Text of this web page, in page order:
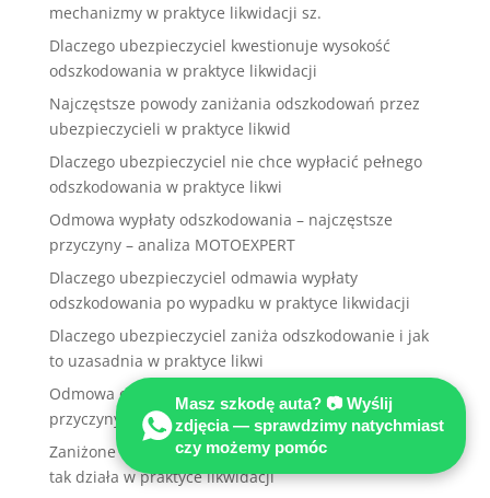
mechanizmy w praktyce likwidacji sz.
Dlaczego ubezpieczyciel kwestionuje wysokość
odszkodowania w praktyce likwidacji
Najczęstsze powody zaniżania odszkodowań przez
ubezpieczycieli w praktyce likwid
Dlaczego ubezpieczyciel nie chce wypłacić pełnego
odszkodowania w praktyce likwi
Odmowa wypłaty odszkodowania – najczęstsze
przyczyny – analiza MOTOEXPERT
Dlaczego ubezpieczyciel odmawia wypłaty
odszkodowania po wypadku w praktyce likwidacji
Dlaczego ubezpieczyciel zaniża odszkodowanie i jak
to uzasadnia w praktyce likwi
Odmowa odszkodowania przez ubezpieczyciela –
przyczyny w praktyce likwidacji szkód
Zaniżone odszkodowanie – dlaczego ubezpieczyciel
tak działa w praktyce likwidacji
Masz szkodę auta? 📷 Wyślij
zdjęcia — sprawdzimy natychmiast
czy możemy pomóc